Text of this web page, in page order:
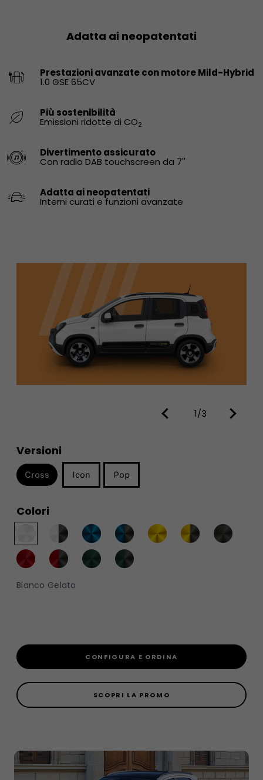
Adatta ai neopatentati
Prestazioni avanzate con motore Mild-Hybrid
1.0 GSE 65CV
Più sostenibilità
Emissioni ridotte di CO2
Divertimento assicurato
Con radio DAB touchscreen da 7''
Adatta ai neopatentati
Interni curati e funzioni avanzate
1/3
Versioni
Cross Icon Pop
Colori
Bianco Gelato​​
CONFIGURA E ORDINA
SCOPRI LA PROMO